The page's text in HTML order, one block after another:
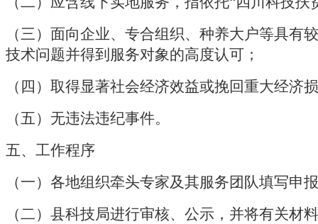
（三）面向企业、专合组织、种养大户等具
技术问题并得到服务对象的高度认可；
（四）取得显著社会经济效益或挽回重大经
（五）无违法违纪事件。
五、工作程序
（一）各地组织牵头专家及其服务团队填写申
（二）县科技局进行审核、公示，并将有关材